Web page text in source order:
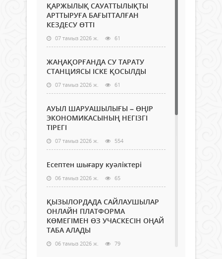
ҚАРЖЫЛЫҚ САУАТТЫЛЫҚТЫ
АРТТЫРУҒА БАҒЫТТАЛҒАН
КЕЗДЕСУ ӨТТІ
07 тамыз 2026 ж. 61
ЖАҢАҚОРҒАНДА СУ ТАРАТУ
СТАНЦИЯСЫ ІСКЕ ҚОСЫЛДЫ
07 тамыз 2026 ж. 61
АУЫЛ ШАРУАШЫЛЫҒЫ – ӨҢІР
ЭКОНОМИКАСЫНЫҢ НЕГІЗГІ
ТІРЕГІ
07 тамыз 2026 ж. 554
Есептен шығару куәліктері
06 тамыз 2026 ж. 65
ҚЫЗЫЛОРДАДА САЙЛАУШЫЛАР
ОНЛАЙН ПЛАТФОРМА
КӨМЕГІМЕН ӨЗ УЧАСКЕСІН ОҢАЙ
ТАБА АЛАДЫ
06 тамыз 2026 ж. 79